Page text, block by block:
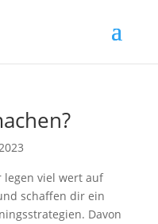
legen viel wert auf
schaffen dir ein
Davon